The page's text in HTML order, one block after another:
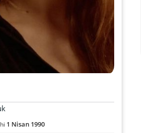
1 Nisan 1990